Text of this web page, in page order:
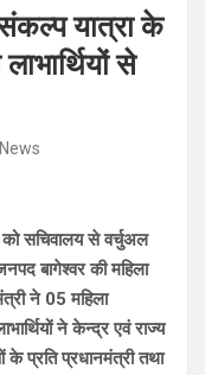
यात्रा के
से
को सचिवालय से वर्चुअल
बागेश्वर की महिला
ने 05 महिला
ने केन्द्र एवं राज्य
प्रति प्रधानमंत्री तथा